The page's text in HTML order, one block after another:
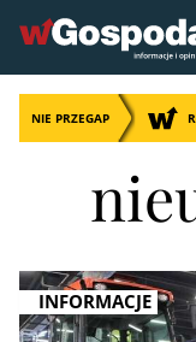
NIE PRZEGAP
INFORMACJE